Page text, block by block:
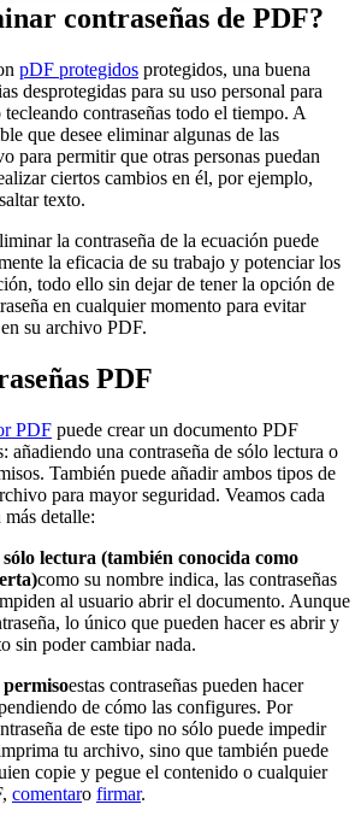
contraseñas de PDF?
pDF protegidos protegidos, una buena
desprotegidas para su uso personal para
contraseñas todo el tiempo. A
que desee eliminar algunas de las
para permitir que otras personas puedan
ciertos cambios en él, por ejemplo,
texto.
la contraseña de la ecuación puede
la eficacia de su trabajo y potenciar los
todo ello sin dejar de tener la opción de
en cualquier momento para evitar
su archivo PDF.
PDF
PDF puede crear un documento PDF
añadiendo una contraseña de sólo lectura o
También puede añadir ambos tipos de
para mayor seguridad. Veamos cada
detalle:
lectura (también conocida como
como su nombre indica, las contraseñas
al usuario abrir el documento. Aunque
lo único que pueden hacer es abrir y
sin poder cambiar nada.
estas contraseñas pueden hacer
de cómo las configures. Por
de este tipo no sólo puede impedir
tu archivo, sino que también puede
copie y pegue el contenido o cualquier
comentaro firmar.